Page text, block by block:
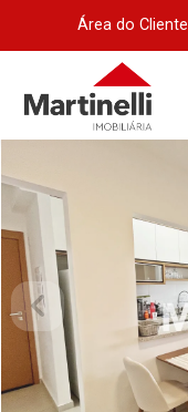
Área do Cliente